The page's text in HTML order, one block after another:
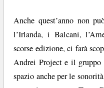
Anche quest’anno non
l’Irlanda, i Balcani,
scorse edizione, ci farà
Andrei Project e il gruppo
spazio anche per le